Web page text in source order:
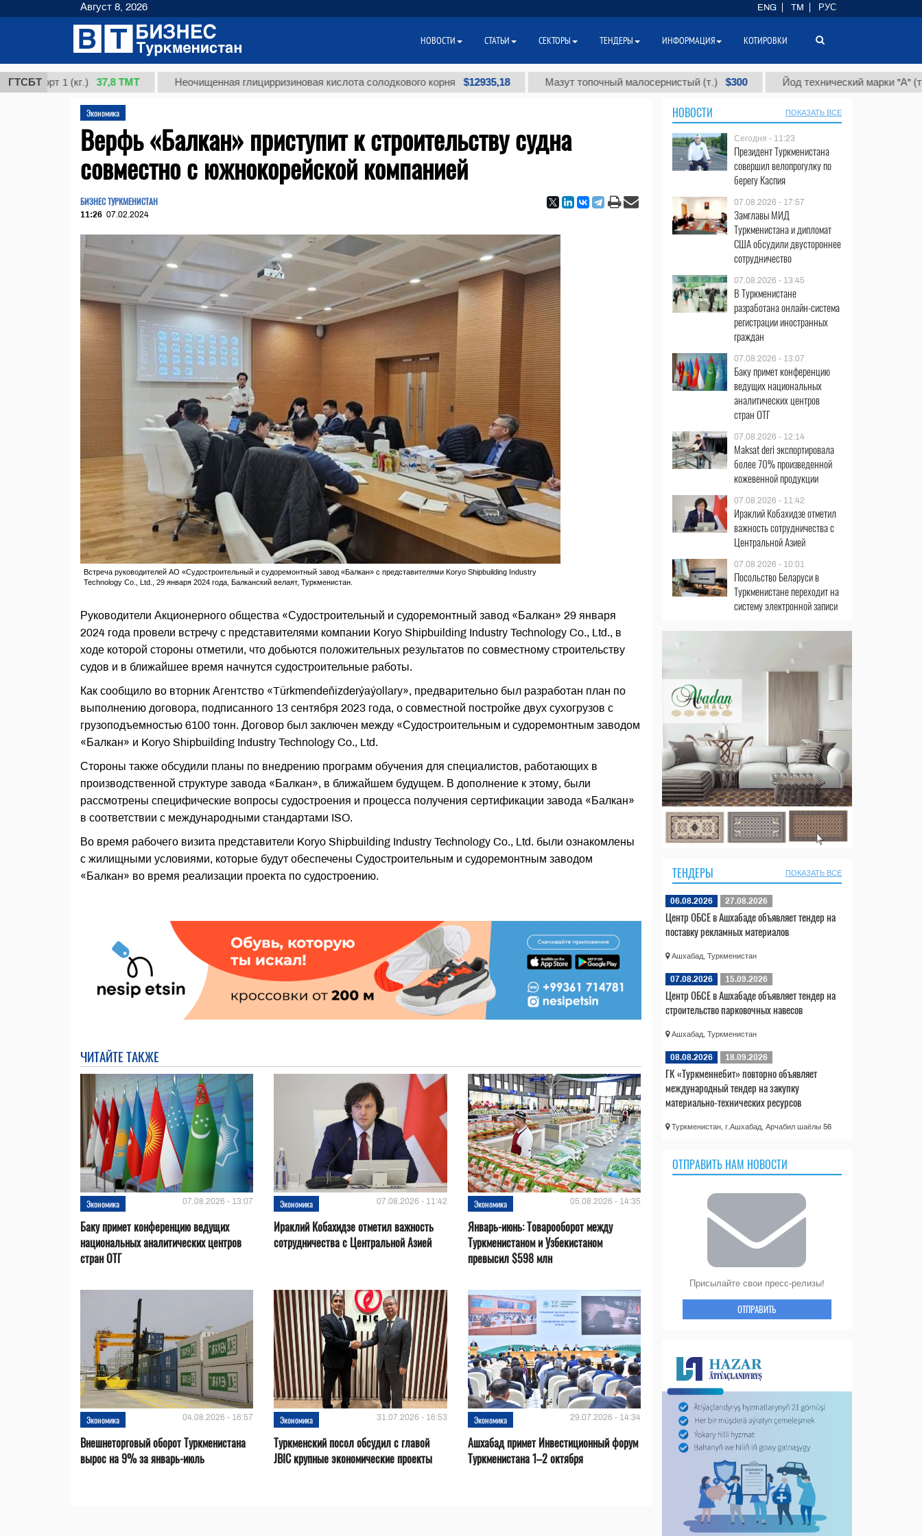
ГТСБТ
1 (кг.) 37,8 ТМТ Неочищенная глицирризиновая кислота солодкового корня $12935,18 Мазут топочный малосернистый (т.) $300 Йод технический марки "А" (т.) $86
Экономика
Верфь «Балкан» приступит к строительству судна
совместно с южнокорейской компанией
БИЗНЕС ТУРКМЕНИСТАН
11:26 07.02.2024
Встреча руководителей АО «Судостроительный и судоремонтный завод «Балкан» с представителями Koryo Shipbuilding Industry
Technology Co., Ltd., 29 января 2024 года, Балканский велаят, Туркменистан.
Руководители Акционерного общества «Судостроительный и судоремонтный завод «Балкан» 29 января
2024 года провели встречу с представителями компании Koryo Shipbuilding Industry Technology Co., Ltd., в
ходе которой стороны отметили, что добьются положительных результатов по совместному строительству
судов и в ближайшее время начнутся судостроительные работы.
Как сообщило во вторник Агентство «Türkmendeňizderýaýollary», предварительно был разработан план по
выполнению договора, подписанного 13 сентября 2023 года, о совместной постройке двух сухогрузов с
грузоподъемностью 6100 тонн. Договор был заключен между «Судостроительным и судоремонтным заводом
«Балкан» и Koryo Shipbuilding Industry Technology Co., Ltd.
Стороны также обсудили планы по внедрению программ обучения для специалистов, работающих в
производственной структуре завода «Балкан», в ближайшем будущем. В дополнение к этому, были
рассмотрены специфические вопросы судостроения и процесса получения сертификации завода «Балкан»
в соответствии с международными стандартами ISO.
Во время рабочего визита представители Koryo Shipbuilding Industry Technology Co., Ltd. были ознакомлены
с жилищными условиями, которые будут обеспечены Судостроительным и судоремонтным заводом
«Балкан» во время реализации проекта по судостроению.
ЧИТАЙТЕ ТАКЖЕ
Экономика 07.08.2026 - 13:07
Баку примет конференцию ведущих
национальных аналитических центров
стран ОТГ
Экономика 07.08.2026 - 11:42
Ираклий Кобахидзе отметил важность
сотрудничества с Центральной Азией
Экономика 05.08.2026 - 14:35
Январь-июнь: Товарооборот между
Туркменистаном и Узбекистаном
превысил $598 млн
Экономика 04.08.2026 - 16:57
Внешнеторговый оборот Туркменистана
вырос на 9% за январь-июль
Экономика 31.07.2026 - 16:53
Туркменский посол обсудил с главой
JBIC крупные экономические проекты
Экономика 29.07.2026 - 14:34
Ашхабад примет Инвестиционный форум
Туркменистана 1–2 октября
НОВОСТИ ПОКАЗАТЬ ВСЕ
Сегодня - 11:23
Президент Туркменистана
совершил велопрогулку по
берегу Каспия
07.08.2026 - 17:57
Замглавы МИД
Туркменистана и дипломат
США обсудили двустороннее
сотрудничество
07.08.2026 - 13:45
В Туркменистане
разработана онлайн-система
регистрации иностранных
граждан
07.08.2026 - 13:07
Баку примет конференцию
ведущих национальных
аналитических центров
стран ОТГ
07.08.2026 - 12:14
Maksat deri экспортировала
более 70% произведенной
кожевенной продукции
07.08.2026 - 11:42
Ираклий Кобахидзе отметил
важность сотрудничества с
Центральной Азией
07.08.2026 - 10:01
Посольство Беларуси в
Туркменистане переходит на
систему электронной записи
ТЕНДЕРЫ ПОКАЗАТЬ ВСЕ
06.08.2026 27.08.2026
Центр ОБСЕ в Ашхабаде объявляет тендер на
поставку рекламных материалов
Ашхабад, Туркменистан
07.08.2026 15.09.2026
Центр ОБСЕ в Ашхабаде объявляет тендер на
строительство парковочных навесов
Ашхабад, Туркменистан
08.08.2026 18.09.2026
ГК «Туркменнебит» повторно объявляет
международный тендер на закупку
материально-технических ресурсов
Туркменистан, г.Ашхабад, Арчабил шаёлы 56
ОТПРАВИТЬ НАМ НОВОСТИ
Присылайте свои пресс-релизы!
ОТПРАВИТЬ
Август 8, 2026 ENG TM РУС
НОВОСТИ СТАТЬИ СЕКТОРЫ ТЕНДЕРЫ ИНФОРМАЦИЯ КОТИРОВКИ